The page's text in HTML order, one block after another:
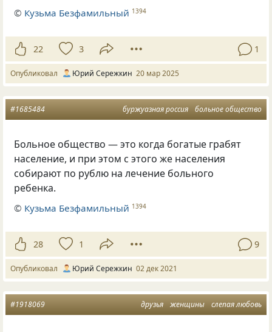
© Кузьма Безфамильный 1394
22 3 1
Опубликовал Юрий Сережкин 20 мар 2025
буржуазная россия больное общество
#1685484
Больное общество — это когда богатые грабят
население, и при этом с этого же населения
собирают по рублю на лечение больного
ребенка.
© Кузьма Безфамильный 1394
28 1 9
Опубликовал Юрий Сережкин 02 дек 2021
друзья женщины слепая любовь
#1918069